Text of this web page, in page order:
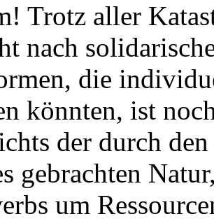
Trotz aller
nach
die
könnten, ist
der durch
gebrachten
um